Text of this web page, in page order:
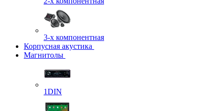
3-х компонентная
Корпусная акустика
Магнитолы
1DIN